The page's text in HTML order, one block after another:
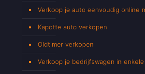
Verkoop je auto eenvoudig online
Kapotte auto verkopen
Oldtimer verkopen
Verkoop je bedrijfswagen in